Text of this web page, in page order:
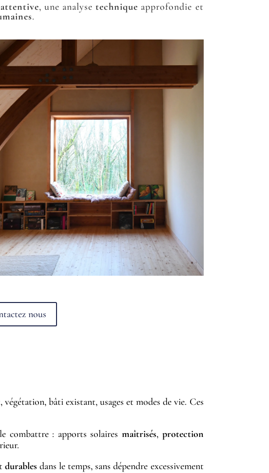
attentive, une analysetechnique approfondie et
.
nous
bâti existant, usages et modes de vie. Ces
combattre : apports solairesmaîtrisés, protection
durables dans le temps, sans dépendre excessivement